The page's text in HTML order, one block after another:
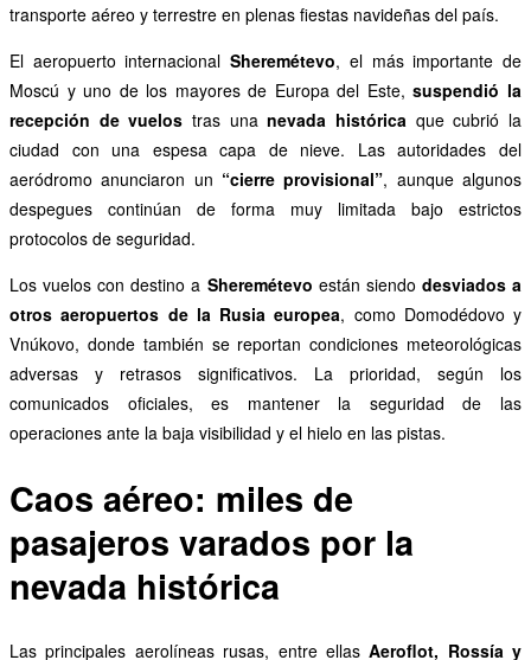
transporte aéreo y terrestre en plenas fiestas navideñas del país.
El aeropuerto internacionalSheremétevo, el más importante de
Moscú y uno de los mayores de Europa del Este,suspendió la
recepción de vuelos tras unanevada histórica que cubrió la
ciudad con una espesa capa de nieve. Las autoridades del
aeródromo anunciaron un “cierre provisional”, aunque algunos
despegues continúan de forma muy limitada bajo estrictos
protocolos de seguridad.
Los vuelos con destino a Sheremétevo están siendo desviados a
otros aeropuertos de la Rusia europea, como Domodédovo y
Vnúkovo, donde también se reportan condiciones meteorológicas
adversas y retrasos significativos. La prioridad, según los
comunicados oficiales, es mantener la seguridad de las
operaciones ante la baja visibilidad y el hielo en las pistas.
Caos aéreo: miles de
pasajeros varados por la
nevada histórica
Las principales aerolíneas rusas, entre ellasAeroflot, Rossía y